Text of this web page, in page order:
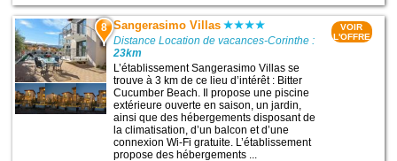
8 Sangerasimo Villas
Distance Location de vacances-Corinthe :
23km
L’établissement Sangerasimo Villas se
trouve à 3 km de ce lieu d’intérêt : Bitter
Cucumber Beach. Il propose une piscine
extérieure ouverte en saison, un jardin,
ainsi que des hébergements disposant de
la climatisation, d’un balcon et d’une
connexion Wi-Fi gratuite. L’établissement
propose des hébergements ...
VOIR
L'OFFRE